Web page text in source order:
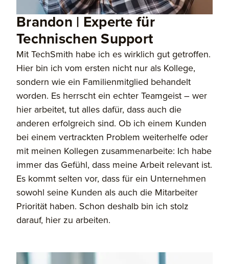
Brandon | Experte für
Technischen Support
Mit TechSmith habe ich es wirklich gut getroffen.
Hier bin ich vom ersten nicht nur als Kollege,
sondern wie ein Familienmitglied behandelt
worden. Es herrscht ein echter Teamgeist – wer
hier arbeitet, tut alles dafür, dass auch die
anderen erfolgreich sind. Ob ich einem Kunden
bei einem vertrackten Problem weiterhelfe oder
mit meinen Kollegen zusammenarbeite: Ich habe
immer das Gefühl, dass meine Arbeit relevant ist.
Es kommt selten vor, dass für ein Unternehmen
sowohl seine Kunden als auch die Mitarbeiter
Priorität haben. Schon deshalb bin ich stolz
darauf, hier zu arbeiten.